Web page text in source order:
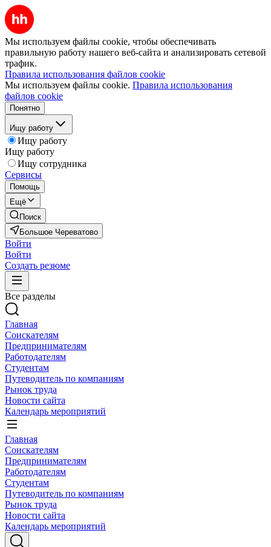
Мы используем файлы cookie, чтобы обеспечивать
правильную работу нашего веб-сайта и анализировать сетевой
трафик.
Правила использования файлов cookie
Мы используем файлы cookie. Правила использования
файлов cookie
Понятно
Ищу работу
Ищу работу
Ищу работу
Ищу сотрудника
Сервисы
Помощь
Ещё
Поиск
Большое Череватово
Войти
Войти
Создать резюме
Все разделы
Главная
Соискателям
Предпринимателям
Работодателям
Студентам
Путеводитель по компаниям
Рынок труда
Новости сайта
Календарь мероприятий
Главная
Соискателям
Предпринимателям
Работодателям
Студентам
Путеводитель по компаниям
Рынок труда
Новости сайта
Календарь мероприятий